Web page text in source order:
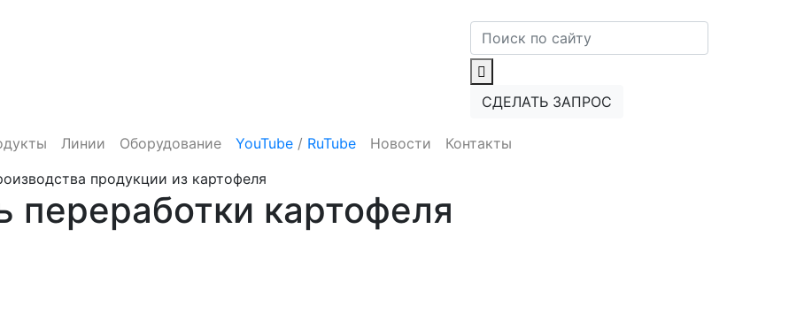
СДЕЛАТЬ ЗАПРОС
Линии Оборудование YouTube / RuTube Новости
Контакты
продукции из картофеля
переработки картофеля